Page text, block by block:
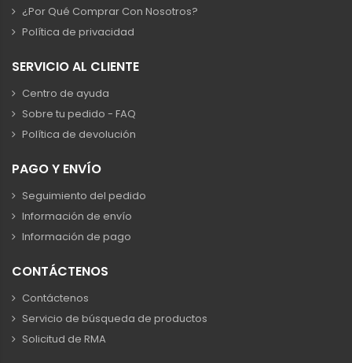
¿Por Qué Comprar Con Nosotros?
Política de privacidad
SERVICIO AL CLIENTE
Centro de ayuda
Sobre tu pedido - FAQ
Política de devolución
PAGO Y ENVÍO
Seguimiento del pedido
Información de envío
Información de pago
CONTÁCTENOS
Contáctenos
Servicio de búsqueda de productos
Solicitud de RMA